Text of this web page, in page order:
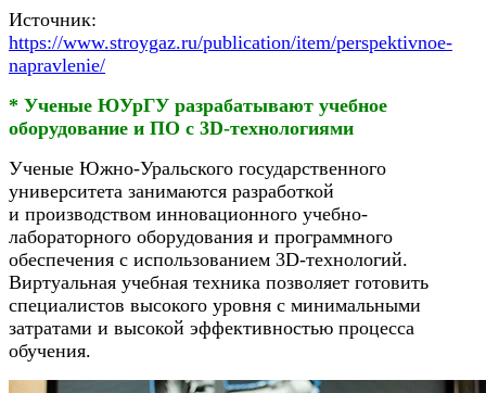
Источник:
https://www.stroygaz.ru/publication/item/perspektivnoe-
napravlenie/
* Ученые ЮУрГУ разрабатывают учебное
оборудование и ПО с 3D-технологиями
Ученые Южно-Уральского государственного
университета занимаются разработкой
и производством инновационного учебно-
лабораторного оборудования и программного
обеспечения с использованием 3D-технологий.
Виртуальная учебная техника позволяет готовить
специалистов высокого уровня с минимальными
затратами и высокой эффективностью процесса
обучения.